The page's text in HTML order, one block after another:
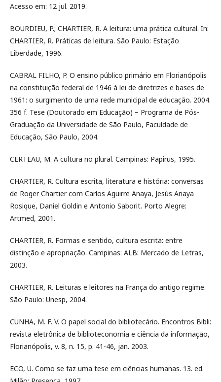
Acesso em: 12 jul. 2019.
BOURDIEU, P.; CHARTIER, R. A leitura: uma prática cultural. In:
CHARTIER, R. Práticas de leitura. São Paulo: Estação
Liberdade, 1996.
CABRAL FILHO, P. O ensino público primário em Florianópolis
na constituição federal de 1946 à lei de diretrizes e bases de
1961: o surgimento de uma rede municipal de educação. 2004.
356 f. Tese (Doutorado em Educação) – Programa de Pós-
Graduação da Universidade de São Paulo, Faculdade de
Educação, São Paulo, 2004.
CERTEAU, M. A cultura no plural. Campinas: Papirus, 1995.
CHARTIER, R. Cultura escrita, literatura e história: conversas
de Roger Chartier com Carlos Aguirre Anaya, Jesús Anaya
Rosique, Daniel Goldin e Antonio Saborit. Porto Alegre:
Artmed, 2001.
CHARTIER, R. Formas e sentido, cultura escrita: entre
distinção e apropriação. Campinas: ALB: Mercado de Letras,
2003.
CHARTIER, R. Leituras e leitores na França do antigo regime.
São Paulo: Unesp, 2004.
CUNHA, M. F. V. O papel social do bibliotecário. Encontros Bibli:
revista eletrônica de biblioteconomia e ciência da informação,
Florianópolis, v. 8, n. 15, p. 41-46, jan. 2003.
ECO, U. Como se faz uma tese em ciências humanas. 13. ed.